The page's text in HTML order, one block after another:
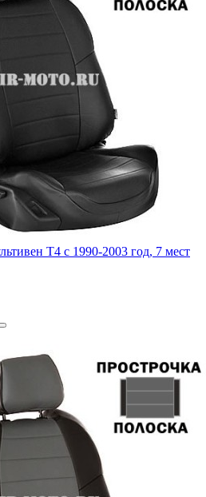
Т4 с 1990-2003 год, 7 мест